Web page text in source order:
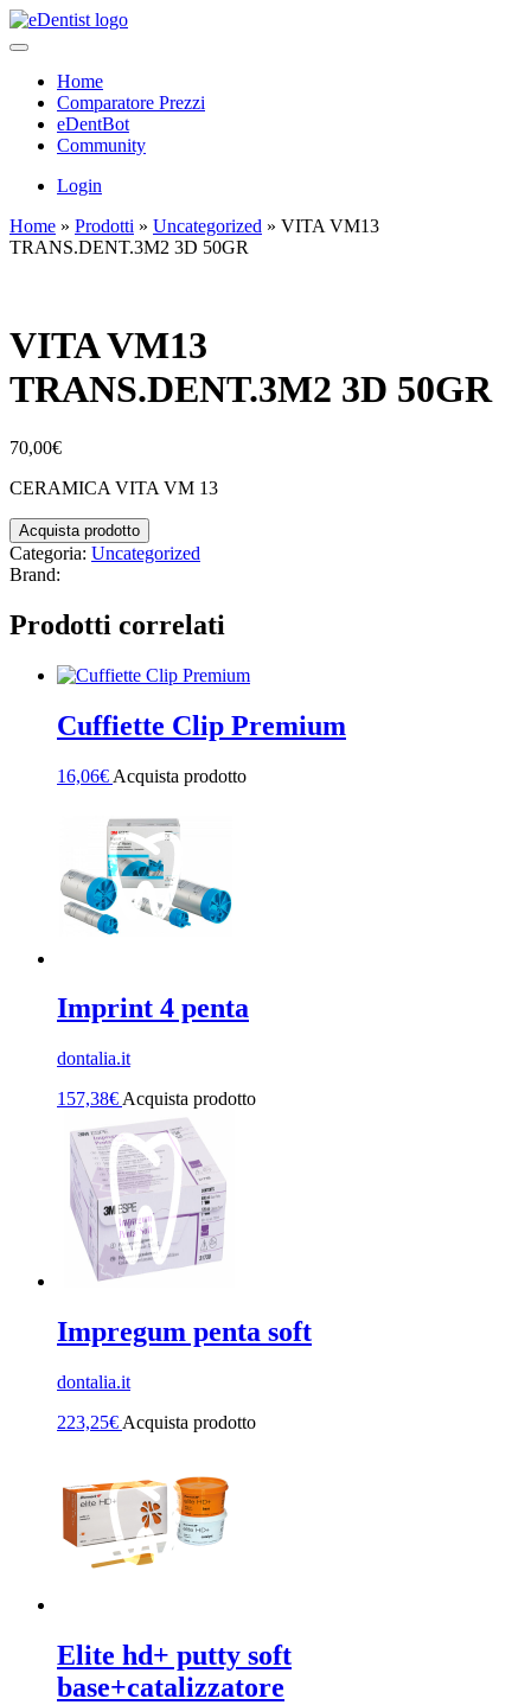
Home
Comparatore Prezzi
eDentBot
Community
Login
Home » Prodotti » Uncategorized » VITA VM13
TRANS.DENT.3M2 3D 50GR
VITA VM13
TRANS.DENT.3M2 3D 50GR
70,00€
CERAMICA VITA VM 13
Acquista prodotto
Categoria: Uncategorized
Brand:
Prodotti correlati
Cuffiette Clip Premium
16,06€ Acquista prodotto
Imprint 4 penta
dontalia.it
157,38€ Acquista prodotto
Impregum penta soft
dontalia.it
223,25€ Acquista prodotto
Elite hd+ putty soft
base+catalizzatore